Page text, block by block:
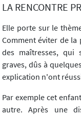
LA RENCONTRE
Elle porte sur le
Comment éviter de la
des maîtresses, qui
graves, dûs à
explication n'ont
Par exemple cet
autre. Après une